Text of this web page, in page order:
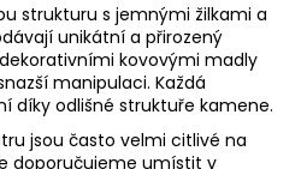
strukturu s jemnými žilkami a
unikátní a přirozený
kovovými madly
manipulaci. Každá
díky odlišné struktuře kamene.
jsou často velmi citlivé na
doporučujeme umístit v